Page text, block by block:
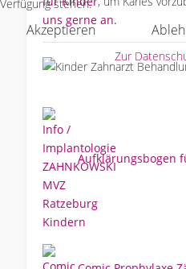
uns gerne an.
Aufklärungsbogen
Kindern
Verfügung stehen.
Akzeptieren
Zur